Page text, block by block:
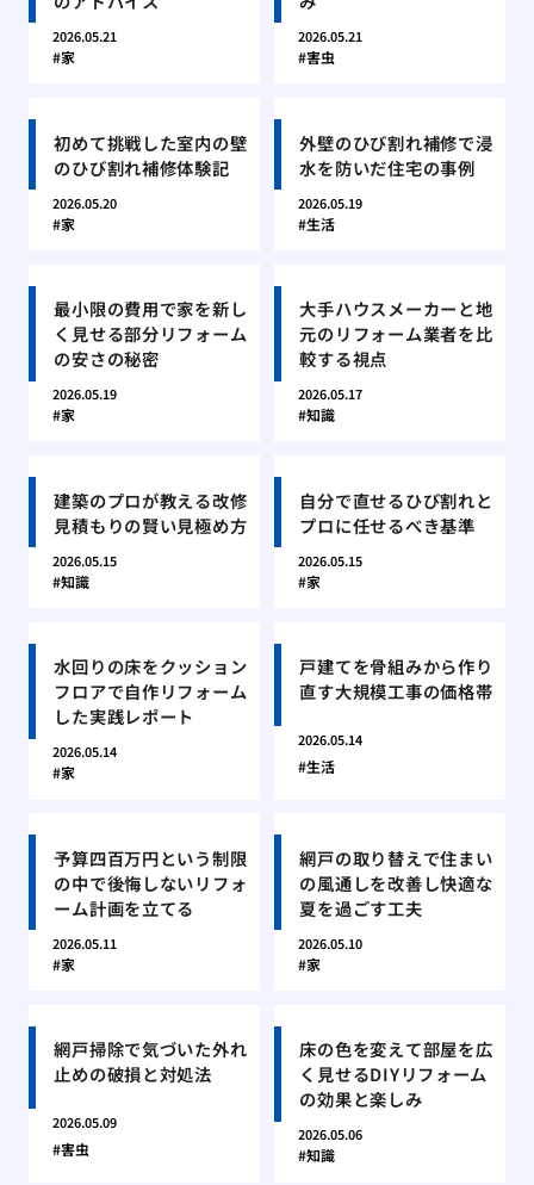
2026.05.21
家
2026.05.21
害虫
初めて挑戦した室内の壁
のひび割れ補修体験記
2026.05.20
家
外壁のひび割れ補修で浸
水を防いだ住宅の事例
2026.05.19
生活
最小限の費用で家を新し
く見せる部分リフォーム
の安さの秘密
2026.05.19
家
大手ハウスメーカーと地
元のリフォーム業者を比
較する視点
2026.05.17
知識
建築のプロが教える改修
見積もりの賢い見極め方
2026.05.15
知識
自分で直せるひび割れと
プロに任せるべき基準
2026.05.15
家
水回りの床をクッション
フロアで自作リフォーム
した実践レポート
2026.05.14
家
戸建てを骨組みから作り
直す大規模工事の価格帯
2026.05.14
生活
予算四百万円という制限
の中で後悔しないリフォ
ーム計画を立てる
2026.05.11
家
網戸の取り替えで住まい
の風通しを改善し快適な
夏を過ごす工夫
2026.05.10
家
網戸掃除で気づいた外れ
止めの破損と対処法
2026.05.09
害虫
床の色を変えて部屋を広
く見せるDIYリフォーム
の効果と楽しみ
2026.05.06
知識